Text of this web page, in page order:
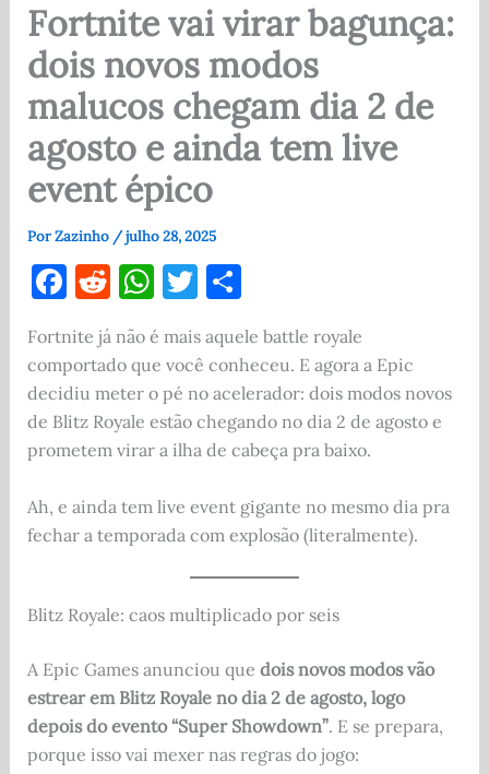
Fortnite vai virar bagunça:
dois novos modos
malucos chegam dia 2 de
agosto e ainda tem live
event épico
PorZazinho /julho 28, 2025
F
c
e
b
o
o
k
R
d
di
t
W
at
s
A
p
p
T
it
te
r
S
ar
e
Fortnite já não é mais aquele battle royale
comportado que você conheceu. E agora a Epic
decidiu meter o pé no acelerador: dois modos novos
de Blitz Royale estão chegando no dia 2 de agosto e
prometem virar a ilha de cabeça pra baixo.
Ah, e ainda tem live event gigante no mesmo dia pra
fechar a temporada com explosão (literalmente).
Blitz Royale: caos multiplicado por seis
A Epic Games anunciou que dois novos modos vão
estrear em Blitz Royale no dia 2 de agosto, logo
depois do evento “Super Showdown”. E se prepara,
porque isso vai mexer nas regras do jogo: